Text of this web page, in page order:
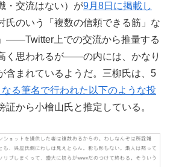
・交流はない）が9月8日に掲載し
氏のいう「複数の信頼できる筋」な
――Twitter上での交流から推量する
く思われるが――の内には、かなり
含まれているようだ。三柳氏は、5
なる筆名で行われた以下のような投
証から小檜山氏と推定している。